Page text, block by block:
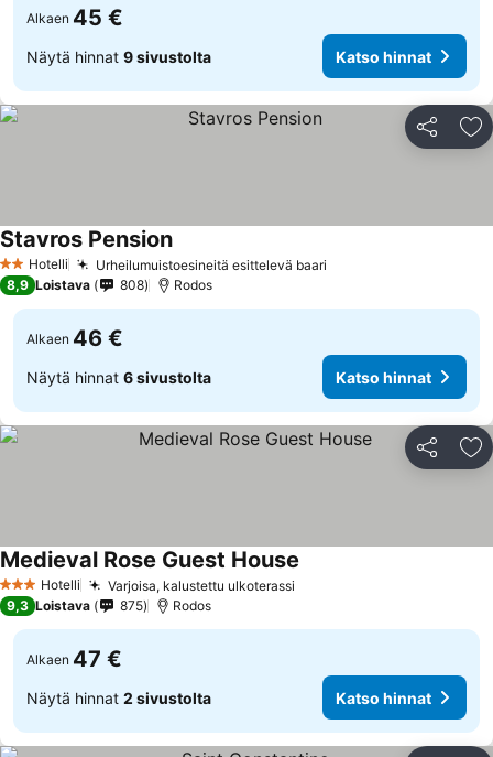
Alkaen 45 €
Näytä hinnat 9 sivustolta Katso hinnat
Jaa
2 Tähtiluokitus
Hotelli Urheilumuistoesineitä esittelevä baari
Stavros Pension
8,9 Loistava 808 Rodos
Alkaen 46 €
Näytä hinnat 6 sivustolta Katso hinnat
Jaa
3 Tähtiluokitus
Hotelli Varjoisa, kalustettu ulkoterassi
Medieval Rose Guest House
9,3 Loistava 875 Rodos
Alkaen 47 €
Näytä hinnat 2 sivustolta Katso hinnat